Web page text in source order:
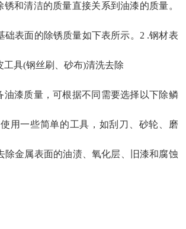
锈和清洁的质量直接关系到油漆的质量。
础表面的除锈质量如下表所示。2 .钢材表
工具(钢丝刷、砂布)清洗去除
油漆质量，可根据不同需要选择以下除鳞
用一些简单的工具，如刮刀、砂轮、磨
除金属表面的油渍、氧化层、旧漆和腐蚀